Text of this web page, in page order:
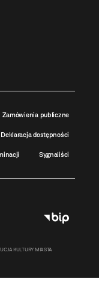
Zamówienia publiczne
Deklaracja dostępności
Sygnaliści
KULTURY MIASTA